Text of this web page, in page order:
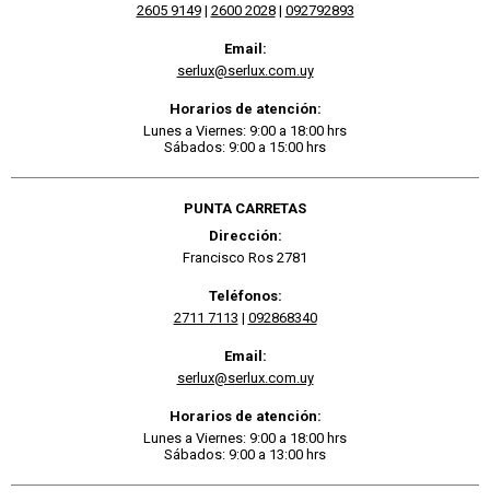
2605 9149| 2600 2028| 092792893
Email:
serlux@serlux.com.uy
Horarios de atención:
Lunes a Viernes: 9:00 a 18:00 hrs
Sábados: 9:00 a 15:00 hrs
PUNTA CARRETAS
Dirección:
Francisco Ros 2781
Teléfonos:
2711 7113 | 092868340
Email:
serlux@serlux.com.uy
Horarios de atención:
Lunes a Viernes: 9:00 a 18:00 hrs
Sábados: 9:00 a 13:00 hrs